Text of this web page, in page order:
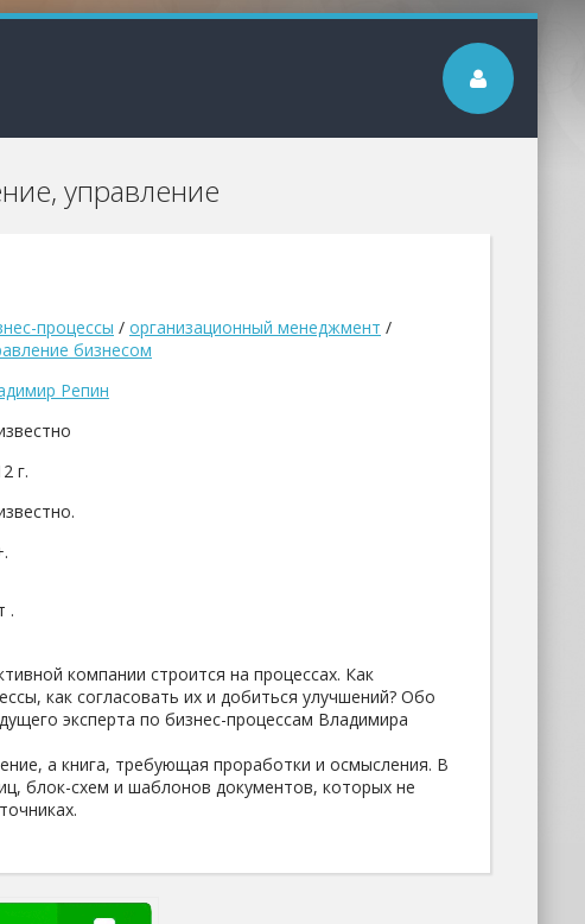
управление
процессы / организационный менеджмент /
бизнесом
Репин
г.
.
компании строится на процессах. Как
как согласовать их и добиться улучшений? Обо
эксперта по бизнес-процессам Владимира
а книга, требующая проработки и осмысления. В
блок-схем и шаблонов документов, которых не